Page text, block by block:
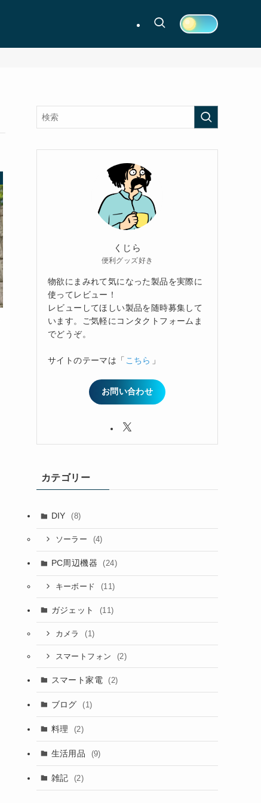
くじら
便利グッズ好き
物欲にまみれて気になった製品を実際に
使ってレビュー！
レビューしてほしい製品を随時募集して
います。ご気軽にコンタクトフォームま
でどうぞ。
サイトのテーマは「 こちら 」
お問い合わせ
カテゴリー
DIY (8)
ソーラー (4)
PC周辺機器 (24)
キーボード (11)
ガジェット (11)
カメラ (1)
スマートフォン (2)
スマート家電 (2)
ブログ (1)
料理 (2)
生活用品 (9)
雑記 (2)